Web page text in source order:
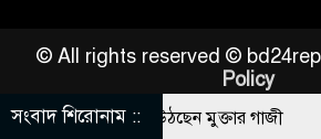
© All rights reserved ©
Policy
সংবাদ শিরোনাম ::সুস্থ হয়ে উঠছেন মুক্তার গাজী